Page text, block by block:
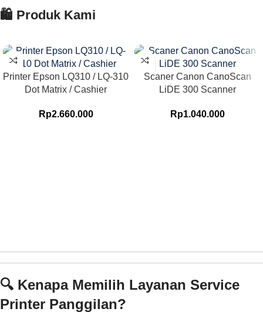
🛍️ Produk Kami
Printer Epson LQ310 / LQ-310
Dot Matrix / Cashier
Rp2.660.000
Scaner Canon CanoScan
LiDE 300 Scanner
Rp1.040.000
🔍 Kenapa Memilih Layanan Service
Printer Panggilan?